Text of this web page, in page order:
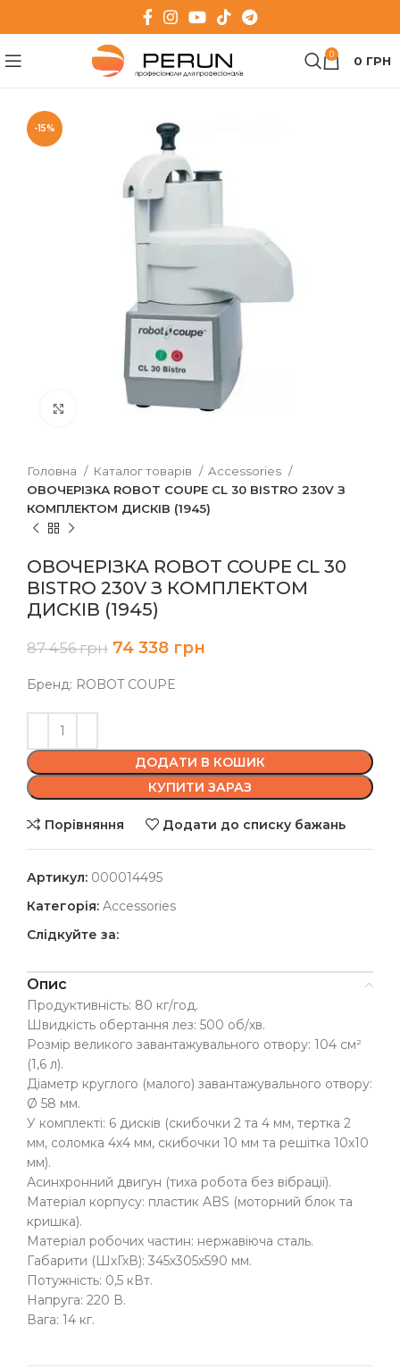
0 0 ГРН
-15%
Клацніть, щоб збільшити
Головна Каталог товарів
Accessories
ОВОЧЕРІЗКА ROBOT COUPE CL 30 BISTRO 230V З
КОМПЛЕКТОМ ДИСКІВ (1945)
ОВОЧЕРІЗКА ROBOT COUPE CL 30
BISTRO 230V З КОМПЛЕКТОМ
ДИСКІВ (1945)
87 456грн 74 338 грн
Бренд: ROBOT COUPE
ДОДАТИ В КОШИК
КУПИТИ ЗАРАЗ
Порівняння Додати до списку бажань
Артикул: 000014495
Категорія: Accessories
Слідкуйте за:
Опис
Продуктивність: 80 кг/год.
Швидкість обертання лез: 500 об/хв.
Розмір великого завантажувального отвору: 104 см²
(1,6 л).
Діаметр круглого (малого) завантажувального отвору:
Ø 58 мм.
У комплекті: 6 дисків (скибочки 2 та 4 мм, тертка 2
мм, соломка 4х4 мм, скибочки 10 мм та решітка 10х10
мм).
Асинхронний двигун (тиха робота без вібрації).
Матеріал корпусу: пластик ABS (моторний блок та
кришка).
Матеріал робочих частин: нержавіюча сталь.
Габарити (ШхГхВ): 345х305х590 мм.
Потужність: 0,5 кВт.
Напруга: 220 В.
Вага: 14 кг.